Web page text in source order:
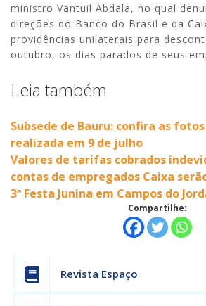
ministro Vantuil Abdala, no qual
direções do Banco do Brasil e da
providências unilaterais para
outubro, os dias parados de seus
Leia também
Subsede de Bauru: confira as
realizada em 9 de julho
Valores de tarifas cobrados
contas de empregados Caixa
3ª Festa Junina em Campos do
Compartilhe:
Revista Espaço